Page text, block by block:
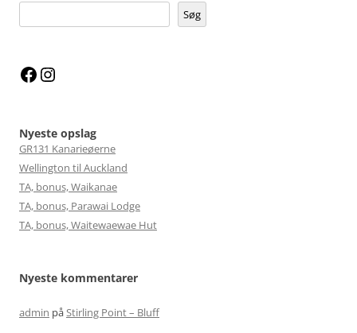
Søg
Facebook
Nyeste opslag
GR131 Kanarieøerne
Wellington til Auckland
TA, bonus, Waikanae
TA, bonus, Parawai Lodge
TA, bonus, Waitewaewae Hut
Nyeste kommentarer
admin påStirling Point – Bluff